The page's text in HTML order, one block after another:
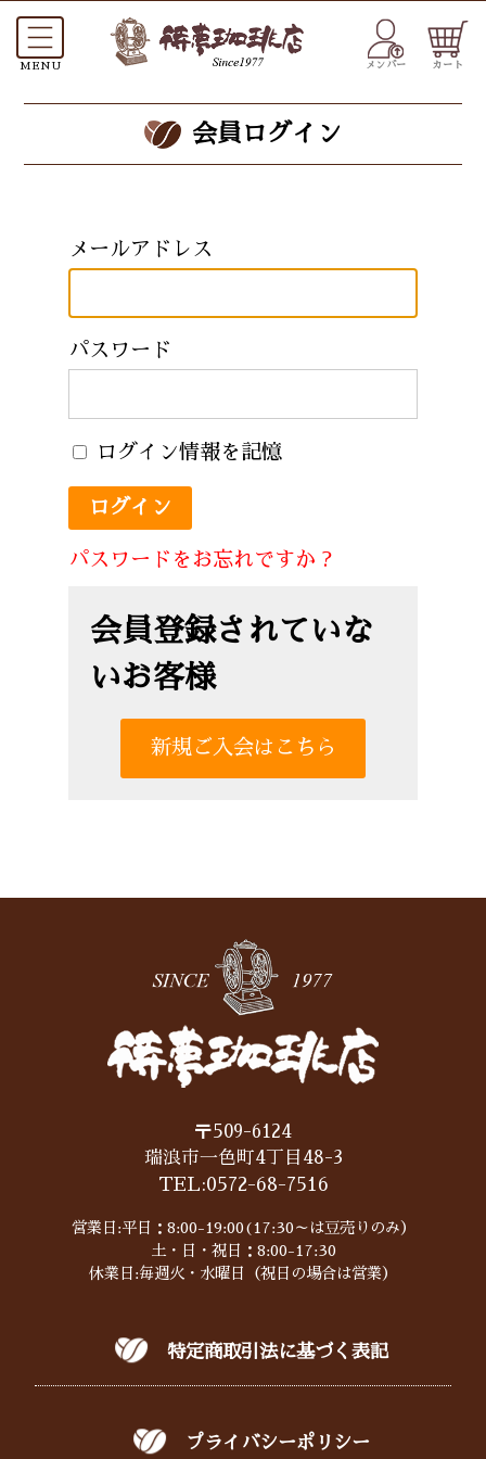
メンバー カート
会員ログイン
メールアドレス
パスワード
ログイン情報を記憶
パスワードをお忘れですか ?
会員登録されていな
いお客様
新規ご入会はこちら
〒509-6124
瑞浪市一色町4丁目48-3
TEL:0572-68-7516
営業日:平日：8:00-19:00(17:30～は豆売りのみ）
土・日・祝日：8:00-17:30
休業日:毎週火・水曜日（祝日の場合は営業）
特定商取引法に基づく表記
プライバシーポリシー